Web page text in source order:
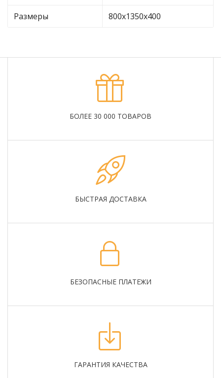
Размеры 800х1350х400
БОЛЕЕ 30 000 ТОВАРОВ
БЫСТРАЯ ДОСТАВКА
БЕЗОПАСНЫЕ ПЛАТЕЖИ
ГАРАНТИЯ КАЧЕСТВА